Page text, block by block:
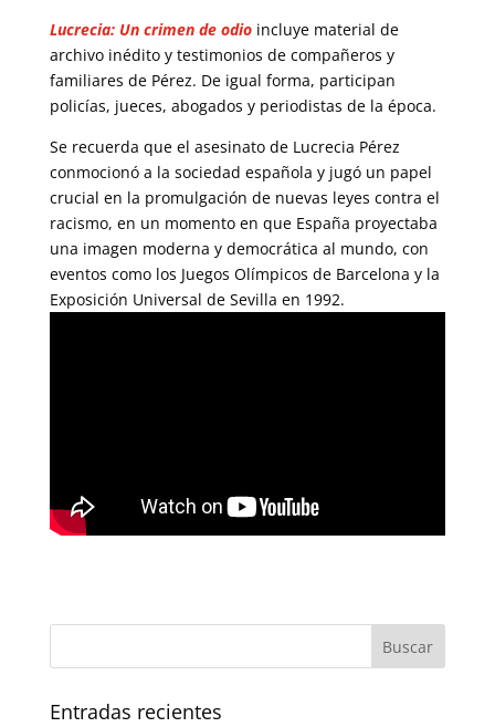
Lucrecia: Un crimen de odioincluye material de
archivo inédito y testimonios de compañeros y
familiares de Pérez. De igual forma, participan
policías, jueces, abogados y periodistas de la época.
Se recuerda que el asesinato de Lucrecia Pérez
conmocionó a la sociedad española y jugó un papel
crucial en la promulgación de nuevas leyes contra el
racismo, en un momento en que España proyectaba
una imagen moderna y democrática al mundo, con
eventos como los Juegos Olímpicos de Barcelona y la
Exposición Universal de Sevilla en 1992.
Entradas recientes